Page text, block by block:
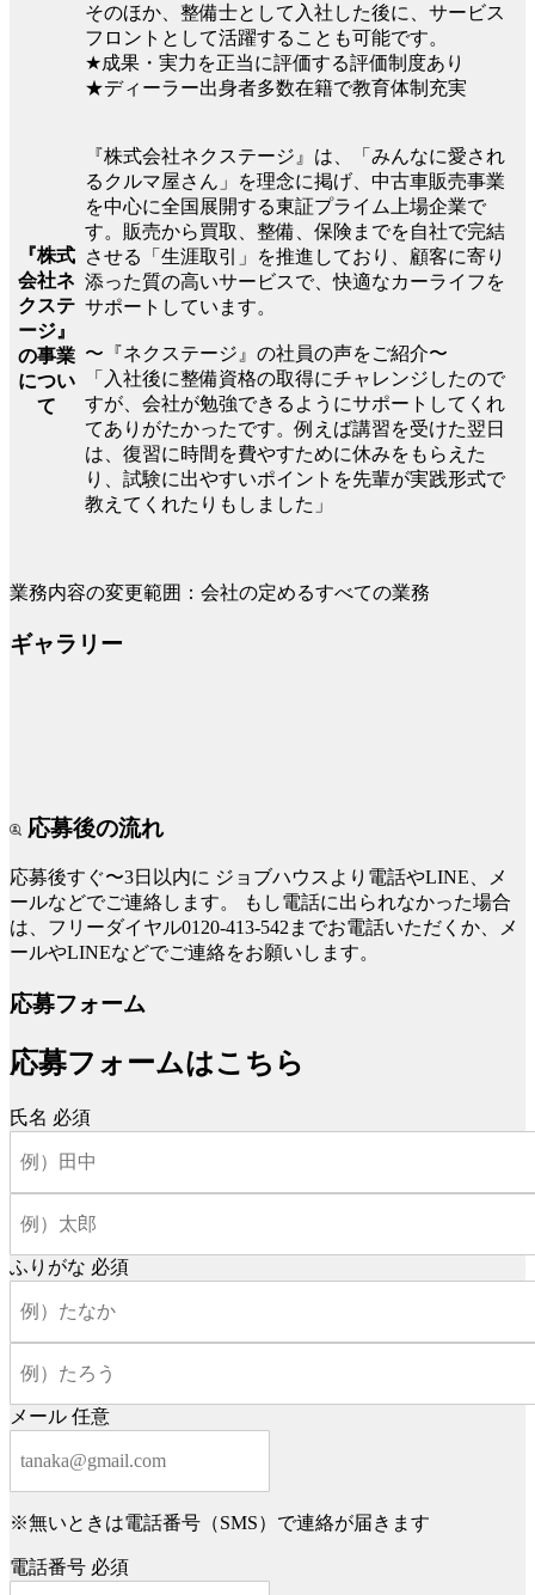
そのほか、整備士として入社した後に、サービス
フロントとして活躍することも可能です。
★成果・実力を正当に評価する評価制度あり
★ディーラー出身者多数在籍で教育体制充実
『株式
会社ネ
クステ
ージ』
の事業
につい
て
『株式会社ネクステージ』は、「みんなに愛され
るクルマ屋さん」を理念に掲げ、中古車販売事業
を中心に全国展開する東証プライム上場企業で
す。販売から買取、整備、保険までを自社で完結
させる「生涯取引」を推進しており、顧客に寄り
添った質の高いサービスで、快適なカーライフを
サポートしています。
〜『ネクステージ』の社員の声をご紹介〜
「入社後に整備資格の取得にチャレンジしたので
すが、会社が勉強できるようにサポートしてくれ
てありがたかったです。例えば講習を受けた翌日
は、復習に時間を費やすために休みをもらえた
り、試験に出やすいポイントを先輩が実践形式で
教えてくれたりもしました」
業務内容の変更範囲：会社の定めるすべての業務
ギャラリー
応募後の流れ
応募後すぐ〜3日以内に ジョブハウスより電話やLINE、メ
ールなどでご連絡します。
もし電話に出られなかった場合
は、フリーダイヤル0120-413-542までお電話いただくか、メ
ールやLINEなどでご連絡をお願いします。
応募フォーム
応募フォームはこちら
氏名 必須
ふりがな 必須
メール 任意
※無いときは電話番号（SMS）で連絡が届きます
電話番号 必須